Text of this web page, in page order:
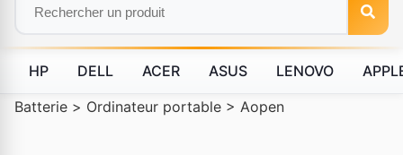
HP DELL ACER ASUS LENOVO
Batterie > Ordinateur portable > Aopen